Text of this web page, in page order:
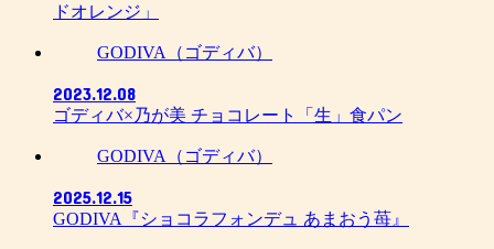
ドオレンジ」
GODIVA（ゴディバ）
2023.12.08
ゴディバ×乃が美 チョコレート「生」食パン
GODIVA（ゴディバ）
2025.12.15
GODIVA『ショコラフォンデュ あまおう苺』